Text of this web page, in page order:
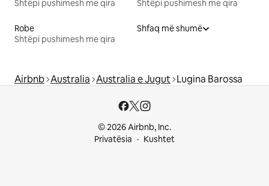
Shtëpi pushimesh me qira Shtëpi pushimesh me qira
Robe
Shtëpi pushimesh me qira
Shfaq më shumë
Airbnb Australia Australia e Jugut Lugina Barossa
© 2026 Airbnb, Inc.
Privatësia
Kushtet